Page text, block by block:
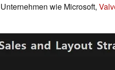
wie Microsoft,